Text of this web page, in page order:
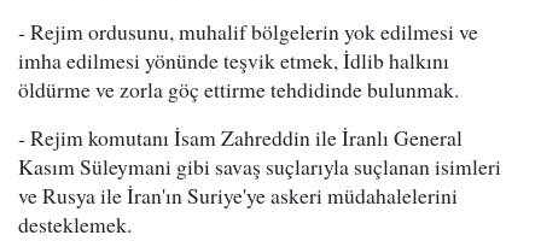
- Rejim ordusunu, muhalif bölgelerin yok edilmesi ve
imha edilmesi yönünde teşvik etmek, İdlib halkını
öldürme ve zorla göç ettirme tehdidinde bulunmak.
- Rejim komutanı İsam Zahreddin ile İranlı General
Kasım Süleymani gibi savaş suçlarıyla suçlanan isimleri
ve Rusya ile İran'ın Suriye'ye askeri müdahalelerini
desteklemek.